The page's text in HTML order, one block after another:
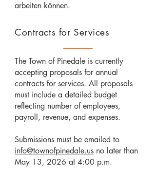
arbeiten können.
Contracts for Services
The Town of Pinedale is currently
accepting proposals for annual
contracts for services. All proposals
must include a detailed budget
reflecting number of employees,
payroll, revenue, and expenses.
Submissions must be emailed to
info@townofpinedale.us no later than
May 13, 2026 at 4:00 p.m.